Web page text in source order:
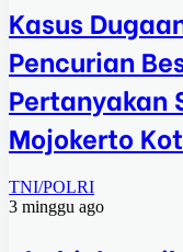
Kasus
Pencurian
Pertanyakan
Mojokerto
TNI/POLRI
3 minggu ago